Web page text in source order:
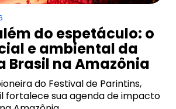
do espetáculo: o
e ambiental da
Brasil na Amazônia
do Festival de Parintins,
fortalece sua agenda de impacto